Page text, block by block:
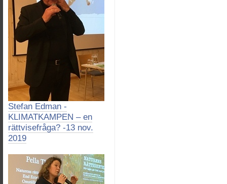
Stefan Edman -
KLIMATKAMPEN – en
rättvisefråga? -13 nov.
2019